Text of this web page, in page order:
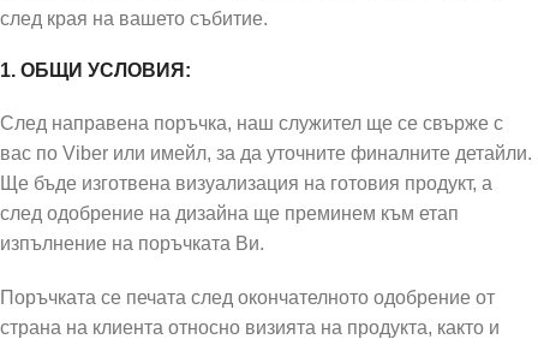
след края на вашето събитие.
1. ОБЩИ УСЛОВИЯ:
След направена поръчка, наш служител ще се свърже с
вас по Viber или имейл, за да уточните финалните детайли.
Ще бъде изготвена визуализация на готовия продукт, а
след одобрение на дизайна ще преминем към етап
изпълнение на поръчката Ви.
Поръчката се печата след окончателното одобрение от
страна на клиента относно визията на продукта, както и